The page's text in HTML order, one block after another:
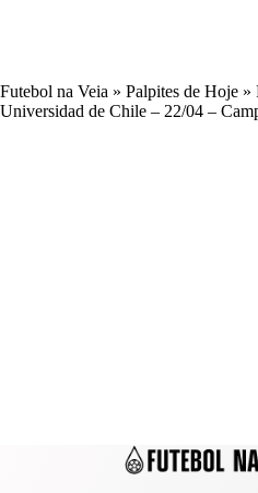
Futebol na Veia » Palpites de Hoje »
Universidad de Chile – 22/04 –